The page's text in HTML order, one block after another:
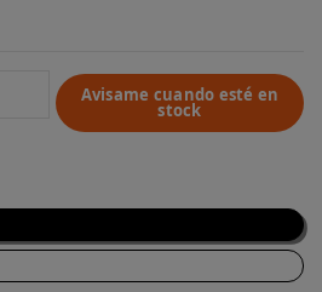
Avisame cuando esté en
stock